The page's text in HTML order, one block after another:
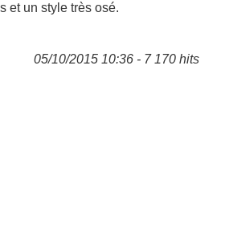
et un style très osé.
05/10/2015 10:36 - 7 170 hits